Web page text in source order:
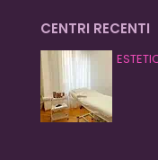
CENTRI RECENTI